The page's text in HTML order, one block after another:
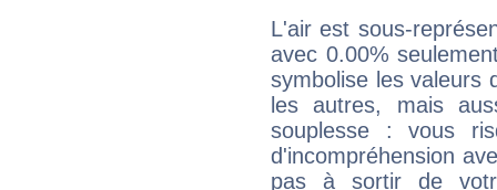
L'air est sous-
avec 0.00%
symbolise les valeurs
les autres, mais
souplesse : vous
d'incompréhension
pas à sortir de